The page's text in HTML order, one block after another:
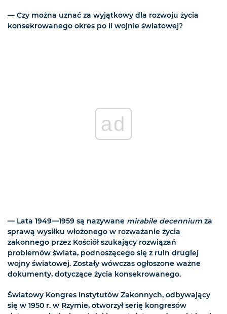
— Czy można uznać za wyjątkowy dla rozwoju życia
konsekrowanego okres po II wojnie światowej?
ad
— Lata 1949—1959 są nazywane mirabile decennium za
sprawą wysiłku włożonego w rozważanie życia
zakonnego przez Kościół szukający rozwiązań
problemów świata, podnoszącego się z ruin drugiej
wojny światowej. Zostały wówczas ogłoszone ważne
dokumenty, dotyczące życia konsekrowanego.
Światowy Kongres Instytutów Zakonnych, odbywający
się w 1950 r. w Rzymie, otworzył serię kongresów